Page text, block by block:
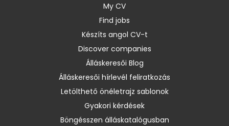
My CV
Find jobs
Készíts angol CV-t
Discover companies
Álláskeresői Blog
Álláskeresői hírlevél feliratkozás
Letölthető önéletrajz sablonok
Gyakori kérdések
Böngésszen álláskatalógusban